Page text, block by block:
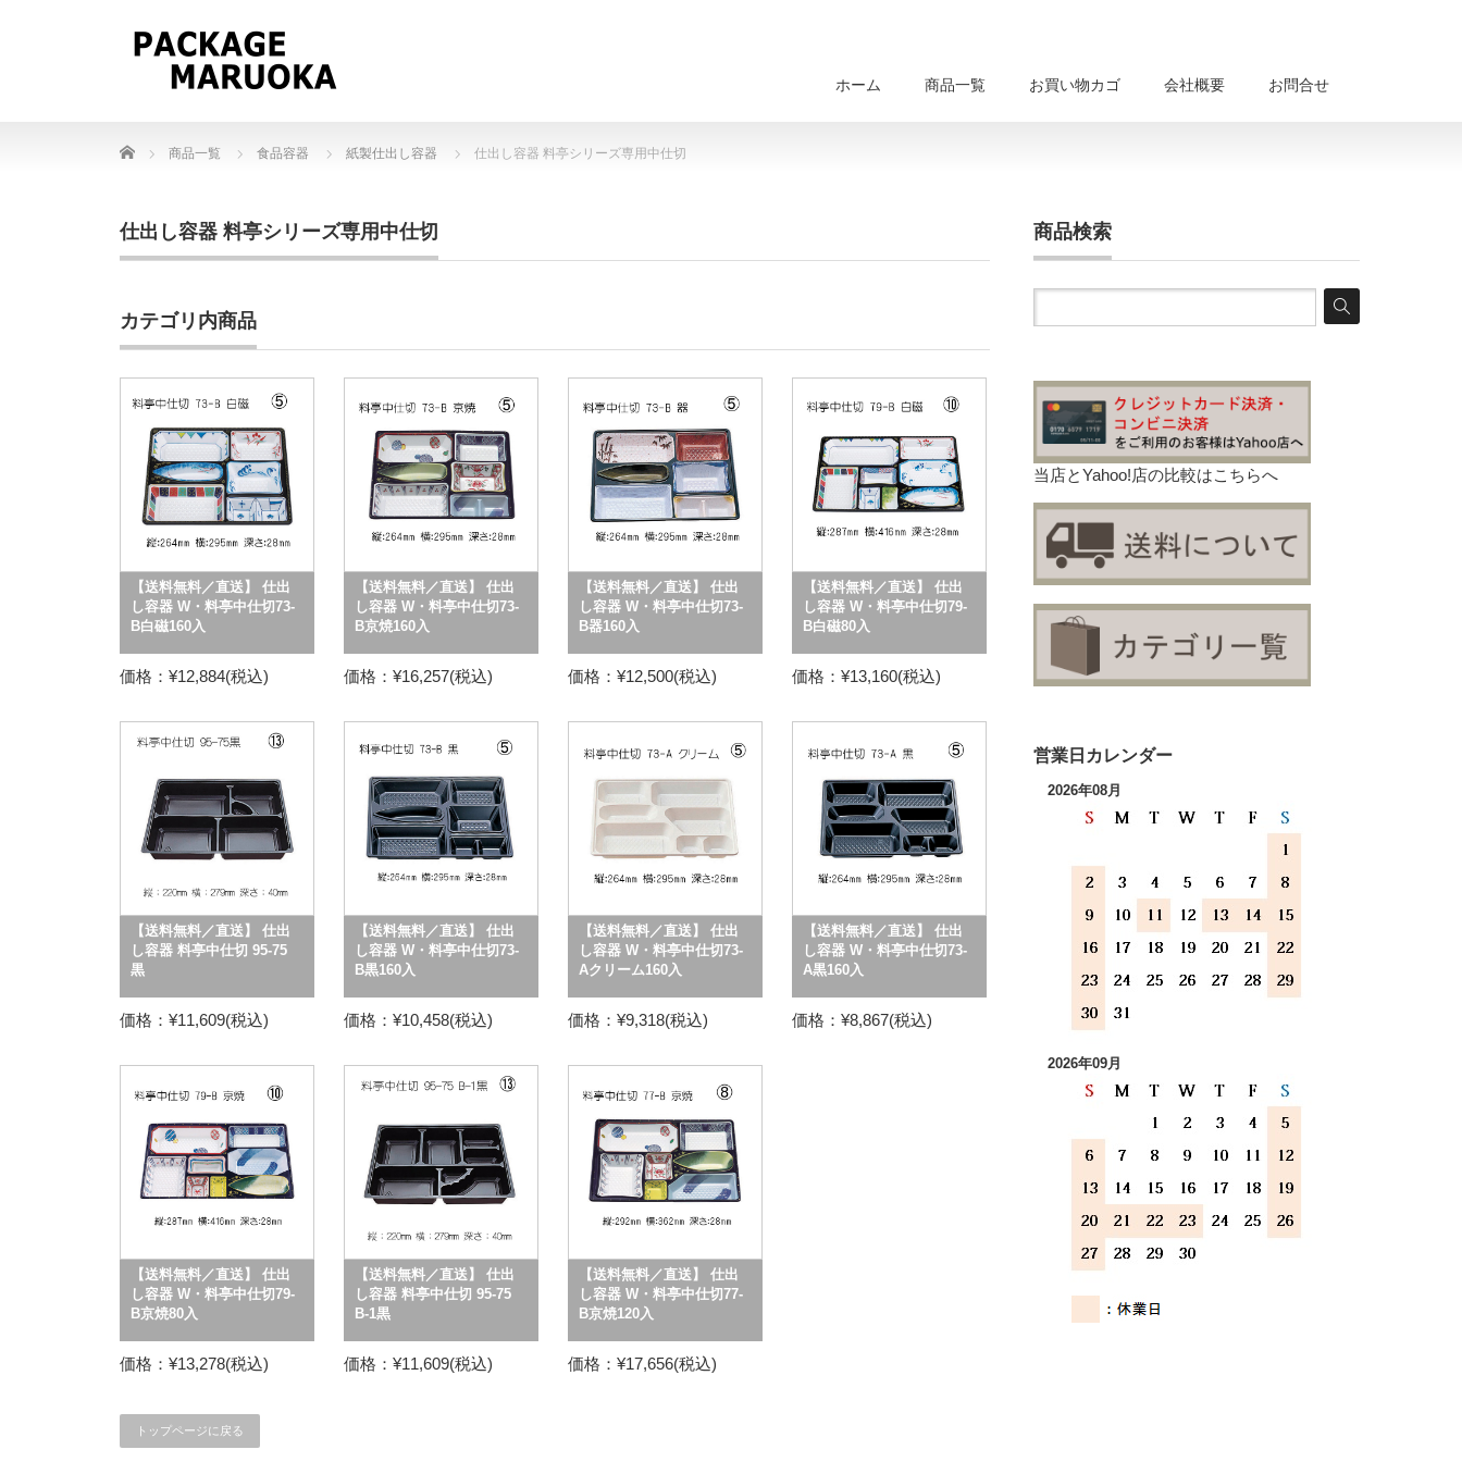
ホーム 商品一覧 お買い物カゴ 会社概要 お問合せ
Home 商品一覧 食品容器 紙製仕出し容器 仕出し容器 料亭シリーズ専用中仕切
仕出し容器 料亭シリーズ専用中仕切
カテゴリ内商品
【送料無料／直送】 仕出
し容器 W・料亭中仕切73-
B白磁160入
価格：¥12,884(税込)
【送料無料／直送】 仕出
し容器 W・料亭中仕切73-
B京焼160入
価格：¥16,257(税込)
【送料無料／直送】 仕出
し容器 W・料亭中仕切73-
B器160入
価格：¥12,500(税込)
【送料無料／直送】 仕出
し容器 W・料亭中仕切79-
B白磁80入
価格：¥13,160(税込)
【送料無料／直送】 仕出
し容器 料亭中仕切 95-75
黒
価格：¥11,609(税込)
【送料無料／直送】 仕出
し容器 W・料亭中仕切73-
B黒160入
価格：¥10,458(税込)
【送料無料／直送】 仕出
し容器 W・料亭中仕切73-
Aクリーム160入
価格：¥9,318(税込)
【送料無料／直送】 仕出
し容器 W・料亭中仕切73-
A黒160入
価格：¥8,867(税込)
【送料無料／直送】 仕出
し容器 W・料亭中仕切79-
B京焼80入
価格：¥13,278(税込)
【送料無料／直送】 仕出
し容器 料亭中仕切 95-75
B-1黒
価格：¥11,609(税込)
【送料無料／直送】 仕出
し容器 W・料亭中仕切77-
B京焼120入
価格：¥17,656(税込)
トップページに戻る
商品検索
当店とYahoo!店の比較はこちらへ
営業日カレンダー
2026年08月
2026年09月